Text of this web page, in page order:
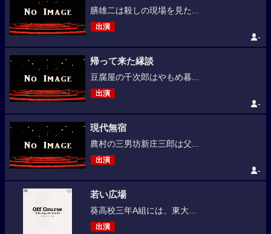
膳雄二は殺しの現場を見た...
出演
-
帰って来た縁談
豆腐屋の千次郎はやもめ暮...
出演
-
現代無宿
農村の三男坊新庄三郎は父...
出演
-
若い広場
葵高校三年A組には、東大...
出演